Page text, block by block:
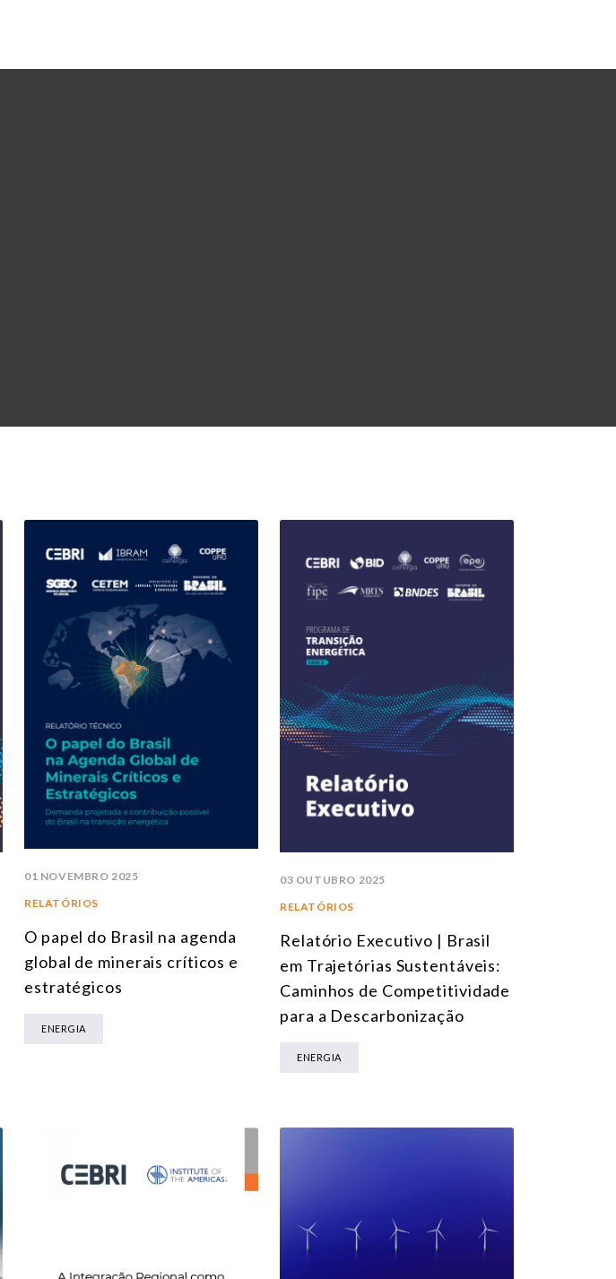
01 NOVEMBRO 2025
RELATÓRIOS
O papel do Brasil na agenda
global de minerais críticos e
estratégicos
ENERGIA
03 OUTUBRO 2025
RELATÓRIOS
Relatório Executivo | Brasil
em Trajetórias Sustentáveis:
Caminhos de Competitividade
para a Descarbonização
ENERGIA